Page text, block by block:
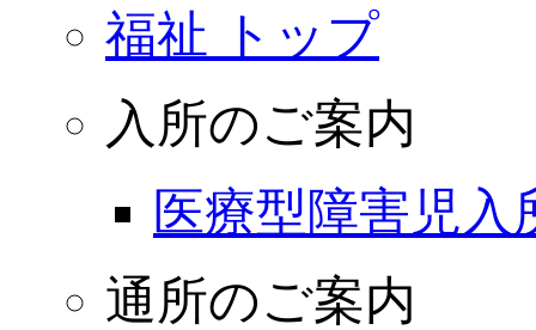
福祉 トップ
入所のご案内
医療型障害児
通所のご案内